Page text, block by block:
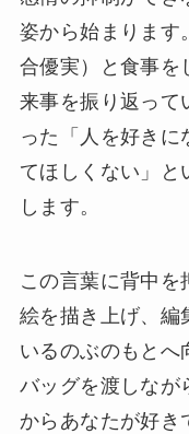
姿から始まります
合優実）と食事を
来事を振り返って
った「人を好きに
てほしくない」と
します。
この言葉に背中を
絵を描き上げ、編
いるのぶのもとへ
バッグを渡しなが
からあなたが好き